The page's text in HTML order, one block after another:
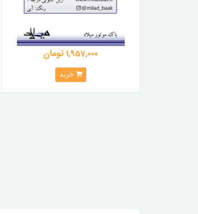
1,957,000 تومان
خرید